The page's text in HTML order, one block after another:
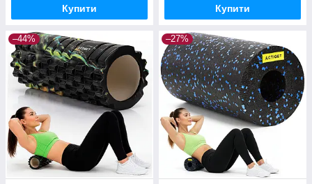
Купити Купити
–44% –27%